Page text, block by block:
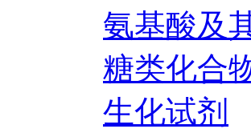
氨基酸及
糖类化合
生化试剂